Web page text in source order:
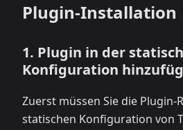
Plugin-Installation
1. Plugin in der
Konfiguration
Zuerst müssen Sie die Plugin-
statischen Konfiguration von